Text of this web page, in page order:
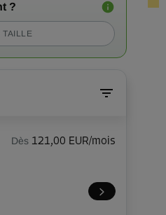
?
TAILLE
Dès 121,00 EUR/mois